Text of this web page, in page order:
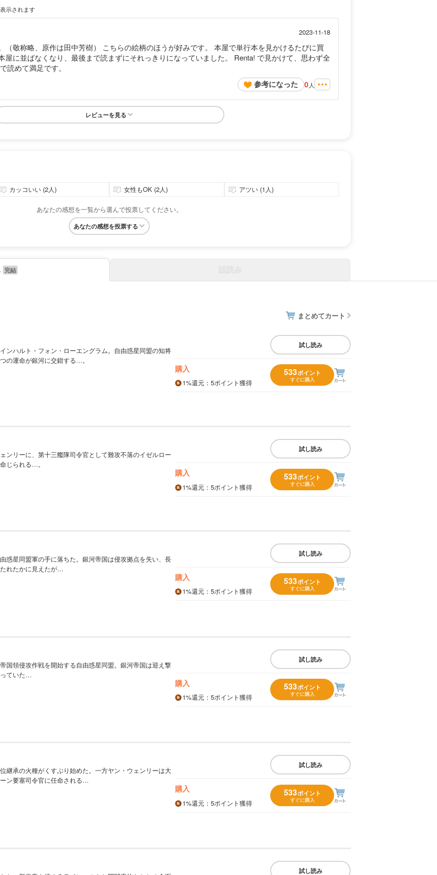
示されます
2023-11-18
（敬称略、原作は田中芳樹） こちらの絵柄のほうが好みです。 本屋で単行本を見かけるたびに買
屋に並ばなくなり、最後まで読まずにそれっきりになっていました。 Renta! で見かけて、思わず全
読めて満足です。
参考になった 0 人
レビューを見る
カッコいい (2人) 女性もOK (2人) アツい (1人)
あなたの感想を一覧から選んで投票してください。
あなたの感想を投票する
まとめてカート
ンハルト・フォン・ローエングラム。自由惑星同盟の知将
の運命が銀河に交錯する…。
試し読み
購入
1%還元 ：5ポイント獲得
533ポイント
すぐに購入
ンリーに、第十三艦隊司令官として難攻不落のイゼルロー
じられる…。
試し読み
購入
1%還元 ：5ポイント獲得
533ポイント
すぐに購入
惑星同盟軍の手に落ちた。銀河帝国は侵攻拠点を失い、長
れたかに見えたが…
試し読み
購入
1%還元 ：5ポイント獲得
533ポイント
すぐに購入
国領侵攻作戦を開始する自由惑星同盟。銀河帝国は迎え撃
ていた…
試し読み
購入
1%還元 ：5ポイント獲得
533ポイント
すぐに購入
継承の火種がくすぶり始めた。一方ヤン・ウェンリーは大
ン要塞司令官に任命される…
試し読み
購入
1%還元 ：5ポイント獲得
533ポイント
すぐに購入
試し読み